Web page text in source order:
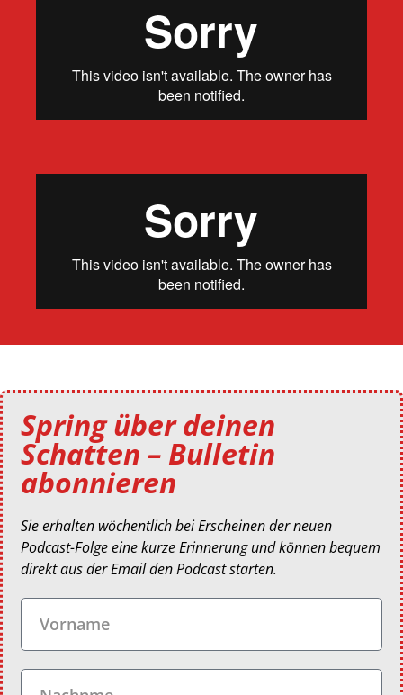
Spring über deinen
Schatten – Bulletin
abonnieren
Sie erhalten wöchentlich bei Erscheinen der neuen
Podcast-Folge eine kurze Erinnerung und können bequem
direkt aus der Email den Podcast starten.